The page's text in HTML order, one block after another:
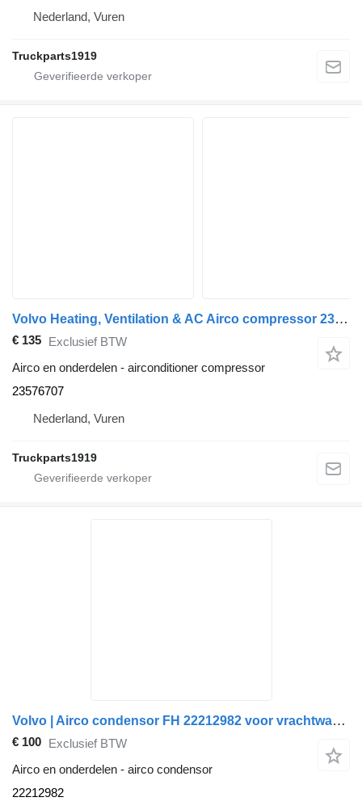
Nederland, Vuren
Truckparts1919
Volvo Heating, Ventilation & AC Airco compressor 23576707 airconditioner compressor voor vrachtwagen
€ 135 Exclusief BTW
Airco en onderdelen - airconditioner compressor
23576707
Nederland, Vuren
Truckparts1919
Volvo | Airco condensor FH 22212982 voor vrachtwagen
€ 100 Exclusief BTW
Airco en onderdelen - airco condensor
22212982